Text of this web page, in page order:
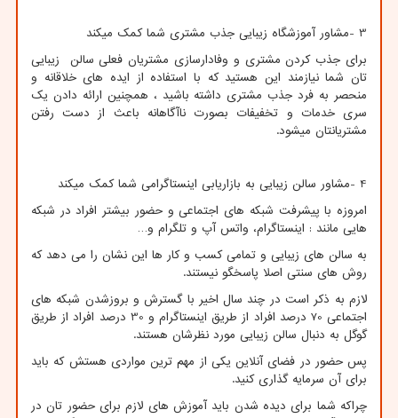
3
-مشاور آموزشگاه زیبایی جذب مشتری شما کمک میکند
برای جذب کردن مشتری و وفادارسازی مشتریان فعلی سالن زیبایی
تان شما نیازمند این هستید که با استفاده از ایده های خلاقانه و
منحصر به فرد جذب مشتری داشته باشید ، همچنین ارائه دادن یک
سری خدمات و تخفیفات بصورت ناآگاهانه باعث از دست رفتن
مشتریانتان میشود.
4
-مشاور سالن زیبایی به بازاریابی اینستاگرامی شما کمک میکند
امروزه با پیشرفت شبکه های اجتماعی و حضور بیشتر افراد در شبکه
هایی مانند : اینستاگرام، واتس آپ و تلگرام و…
به سالن های زیبایی و تمامی کسب و کار ها این نشان را می دهد که
روش های سنتی اصلا پاسخگو نیستند.
لازم به ذکر است در چند سال اخیر با گسترش و بروزشدن شبکه های
اجتماعی 70 درصد افراد از طریق اینستاگرام و 30 درصد افراد از طریق
گوگل به دنبال سالن زیبایی مورد نظرشان هستند.
پس حضور در فضای آنلاین یکی از مهم ترین مواردی هستش که باید
برای آن سرمایه گذاری کنید.
چراکه شما برای دیده شدن باید آموزش های لازم برای حضور تان در